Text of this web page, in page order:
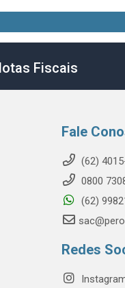
Fiscais
Fale
(62)
0800
(62)
Redes